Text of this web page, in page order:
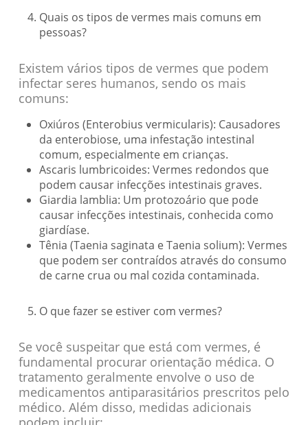
Quais os tipos de vermes mais comuns em
pessoas?
Existem vários tipos de vermes que podem
infectar seres humanos, sendo os mais
comuns:
Oxiúros (Enterobius vermicularis): Causadores
da enterobiose, uma infestação intestinal
comum, especialmente em crianças.
Ascaris lumbricoides: Vermes redondos que
podem causar infecções intestinais graves.
Giardia lamblia: Um protozoário que pode
causar infecções intestinais, conhecida como
giardíase.
Tênia (Taenia saginata e Taenia solium): Vermes
que podem ser contraídos através do consumo
de carne crua ou mal cozida contaminada.
O que fazer se estiver com vermes?
Se você suspeitar que está com vermes, é
fundamental procurar orientação médica. O
tratamento geralmente envolve o uso de
medicamentos antiparasitários prescritos pelo
médico. Além disso, medidas adicionais